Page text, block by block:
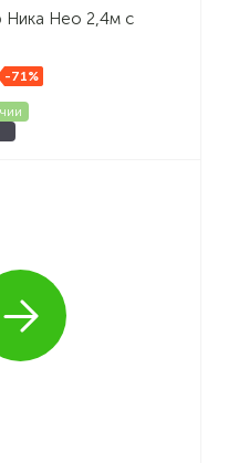
Ника Нео 2,4м с
-71%